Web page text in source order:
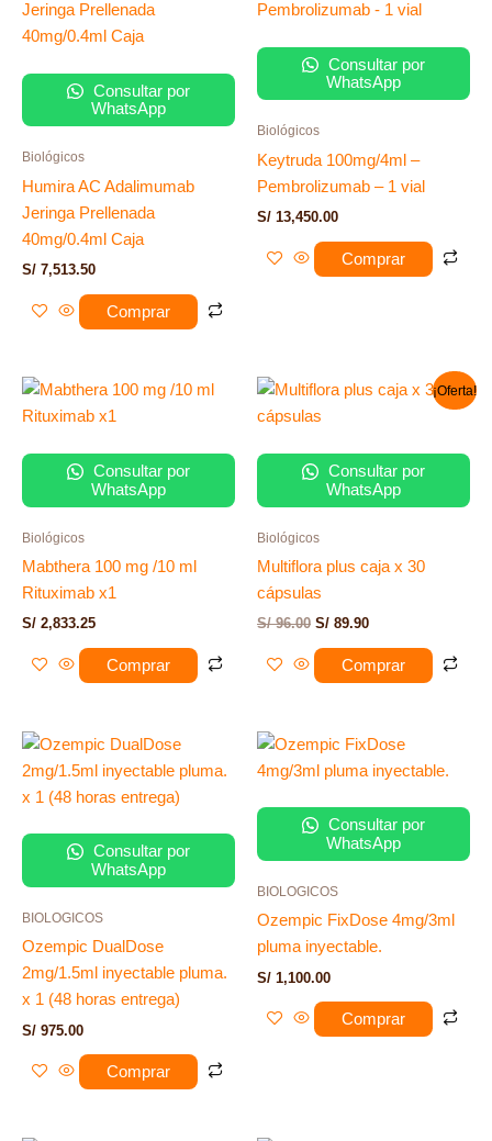
Consultar por
WhatsApp
Biológicos
Humira AC Adalimumab
Jeringa Prellenada
40mg/0.4ml Caja
S/ 7,513.50
Comprar
Consultar por
WhatsApp
Biológicos
Keytruda 100mg/4ml –
Pembrolizumab – 1 vial
S/ 13,450.00
Comprar
Consultar por
WhatsApp
Biológicos
Mabthera 100 mg /10 ml
Rituximab x1
S/ 2,833.25
Comprar
¡Oferta!
Consultar por
WhatsApp
Biológicos
Multiflora plus caja x 30
cápsulas
S/96.00
El
precio
original
S/ 89.90
El
precio
Comprar
Consultar por
WhatsApp
BIOLOGICOS
Ozempic DualDose
2mg/1.5ml inyectable pluma.
x 1 (48 horas entrega)
S/ 975.00
Comprar
Consultar por
WhatsApp
BIOLOGICOS
Ozempic FixDose 4mg/3ml
pluma inyectable.
S/ 1,100.00
Comprar